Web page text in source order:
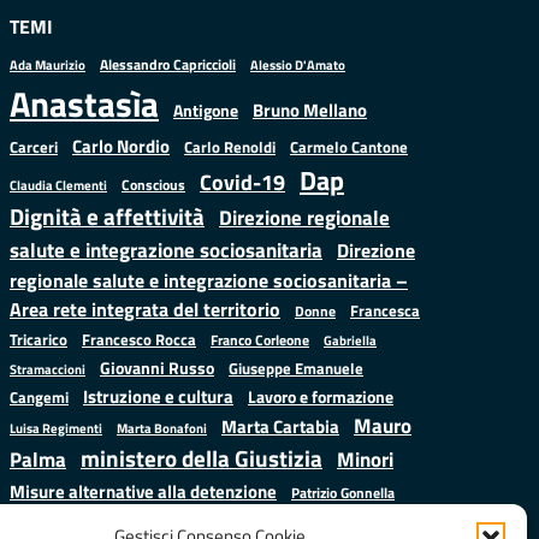
TEMI
Ada Maurizio Alessandro Capriccioli Alessio D'Amato
Anastasìa Antigone Bruno Mellano
Carceri Carlo Nordio Carlo Renoldi Carmelo Cantone
Claudia Clementi Conscious Covid-19 Dap
Dignità e affettività Direzione regionale
salute e integrazione sociosanitaria Direzione
regionale salute e integrazione sociosanitaria –
Area rete integrata del territorio
Donne
Francesca
Tricarico
Francesco Rocca Franco Corleone
Gabriella
Stramaccioni
Giovanni Russo Giuseppe Emanuele
Cangemi
Istruzione e cultura Lavoro e formazione
Luisa Regimenti Marta Bonafoni Marta Cartabia Mauro
Palma ministero della Giustizia Minori
Misure alternative alla detenzione Patrizio Gonnella